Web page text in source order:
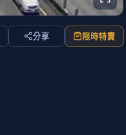
分享 限時特賣